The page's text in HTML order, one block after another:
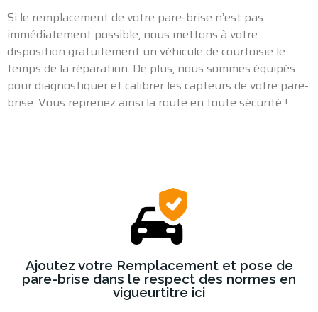
Si le remplacement de votre pare-brise n’est pas
immédiatement possible, nous mettons à votre
disposition gratuitement un véhicule de courtoisie le
temps de la réparation. De plus, nous sommes équipés
pour diagnostiquer et calibrer les capteurs de votre pare-
brise. Vous reprenez ainsi la route en toute sécurité !
Ajoutez votre Remplacement et pose de
pare-brise dans le respect des normes en
vigueurtitre ici